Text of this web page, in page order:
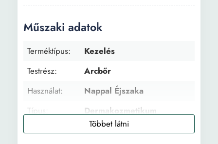
Műszaki adatok
Terméktípus:
Kezelés
Testrész:
Arcbőr
Használat:
Nappal Éjszaka
Típus:
Dermakozmetikum
Állag:
Gél